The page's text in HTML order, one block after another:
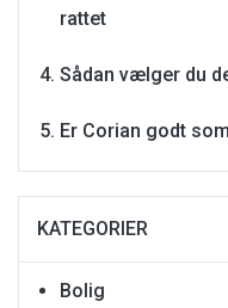
rattet
Sådan vælger du
Er Corian godt
KATEGORIER
Bolig